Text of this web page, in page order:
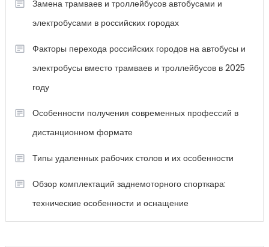
Замена трамваев и троллейбусов автобусами и
электробусами в российских городах
Факторы перехода российских городов на автобусы и
электробусы вместо трамваев и троллейбусов в 2025
году
Особенности получения современных профессий в
дистанционном формате
Типы удаленных рабочих столов и их особенности
Обзор комплектаций заднемоторного спорткара:
технические особенности и оснащение